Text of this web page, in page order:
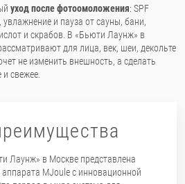
уход после фотоомоложения: SPF
и пауза от сауны, бани,
и скрабов. В «Бьюти Лаунж» в
для лица, век, шеи, декольте
не изменить внешность, а сделать
свежее.
Лаунж» в Москве представлена
MJoule с инновационной